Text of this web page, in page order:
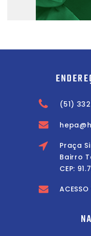
(51)
Praça
Bairro
CEP: